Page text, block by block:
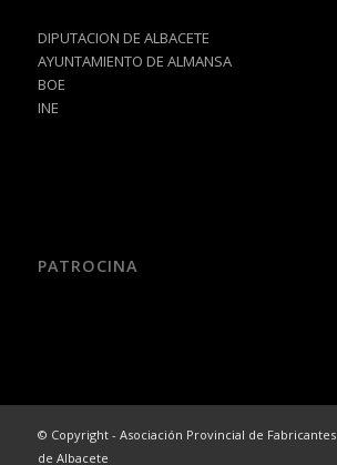
DIPUTACION DE ALBACETE
AYUNTAMIENTO DE ALMANSA
BOE
INE
PATROCINA
© Copyright - Asociación Provincial de
de Albacete